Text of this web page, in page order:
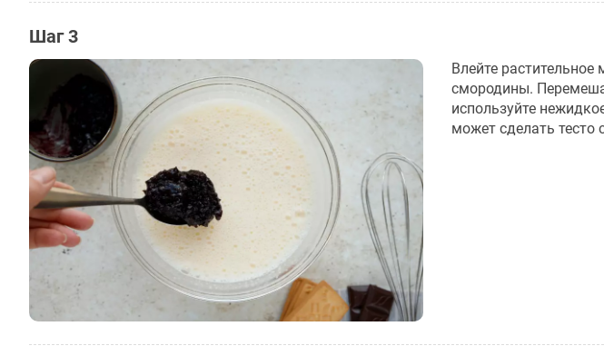
Шаг 3
Влейте растительное
смородины.
используйте
может сделать